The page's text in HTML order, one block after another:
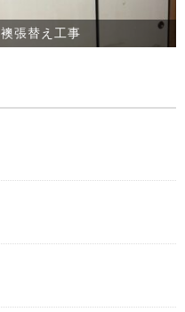
襖張替え工事